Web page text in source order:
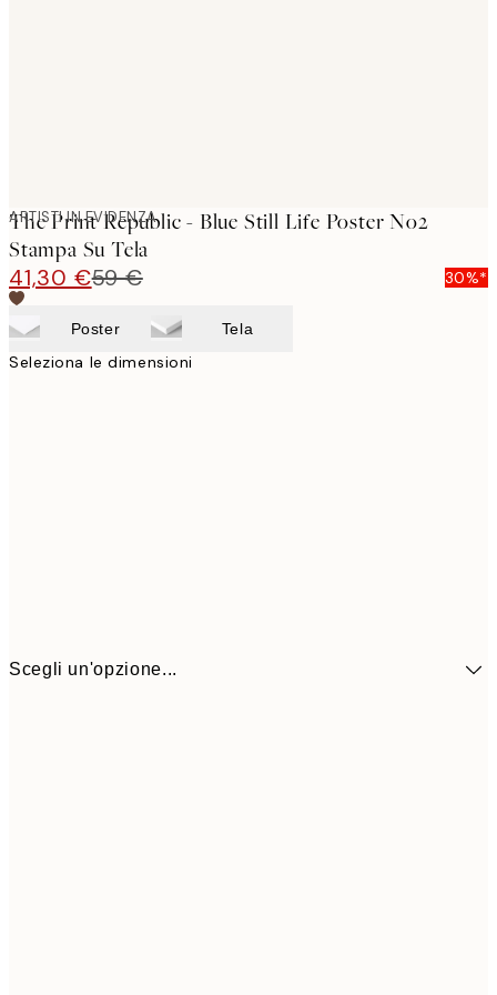
ARTISTI IN EVIDENZA
The Print Republic - Blue Still Life Poster No2
Stampa Su Tela
41,30 €59 € 30%*
Poster Tela
Seleziona le dimensioni
Scegli un'opzione...